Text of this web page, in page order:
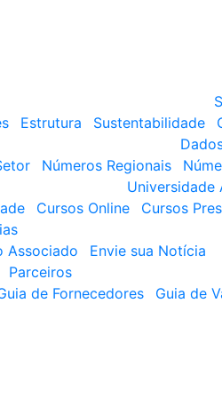
Estrutura Sustentabilidade
Números Regionais
Universidade
Cursos Online Cursos
Associado Envie sua Notícia
Parceiros
de Fornecedores Guia de